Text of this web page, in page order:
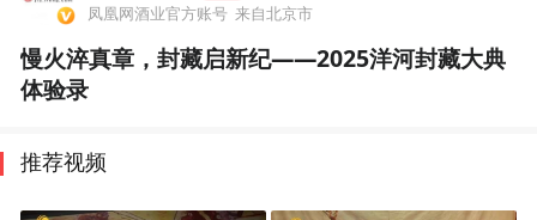
凤凰网酒业官方账号 来自北京市
慢火淬真章，封藏启新纪——2025洋河封藏大典
体验录
推荐视频